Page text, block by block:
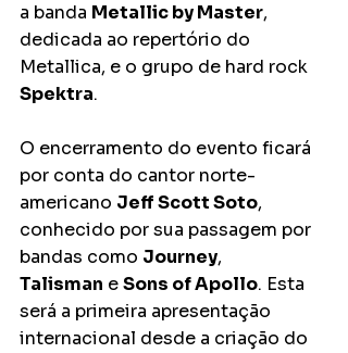
a banda Metallic by Master,
dedicada ao repertório do
Metallica, e o grupo de hard rock
Spektra.
O encerramento do evento ficará
por conta do cantor norte-
americano Jeff Scott Soto,
conhecido por sua passagem por
bandas como Journey,
Talisman e Sons of Apollo. Esta
será a primeira apresentação
internacional desde a criação do